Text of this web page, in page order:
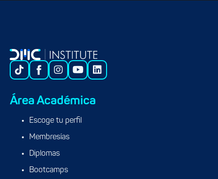
Área Académica
Escoge tu perfil
Membresías
Diplomas
Bootcamps